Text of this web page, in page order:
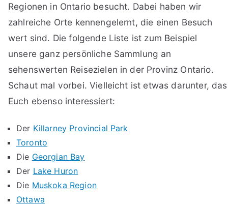
Regionen in Ontario besucht. Dabei haben wir
zahlreiche Orte kennengelernt, die einen Besuch
wert sind. Die folgende Liste ist zum Beispiel
unsere ganz persönliche Sammlung an
sehenswerten Reisezielen in der Provinz Ontario.
Schaut mal vorbei. Vielleicht ist etwas darunter, das
Euch ebenso interessiert:
Der Killarney Provincial Park
Toronto
Die Georgian Bay
Der Lake Huron
Die Muskoka Region
Ottawa